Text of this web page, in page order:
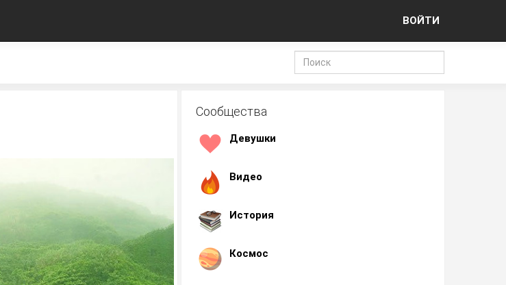
ВОЙТИ
Сообщества
Девушки
Видео
История
Космос